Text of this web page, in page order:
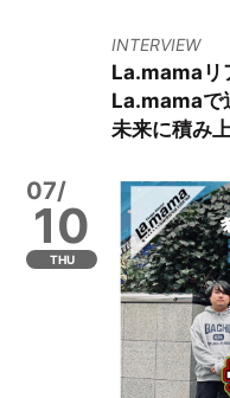
INTERVIEW
La.mamaリ
La.mamaで
未来に積み
07/
10
THU